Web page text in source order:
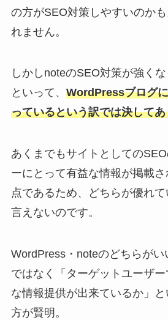
の方がSEO対策しやすいのか
れません。
しかしnoteのSEO対策が強く
といって、 WordPressブログ
っているという訳では決して
あくまでもサイトとしての
ーにとって有益な情報が掲載
点であるため、どちらが優れ
言えないのです。
WordPress・noteのどちらが
ではなく「ターゲットユーザ
な情報提供が出来ているか」
方が賢明。